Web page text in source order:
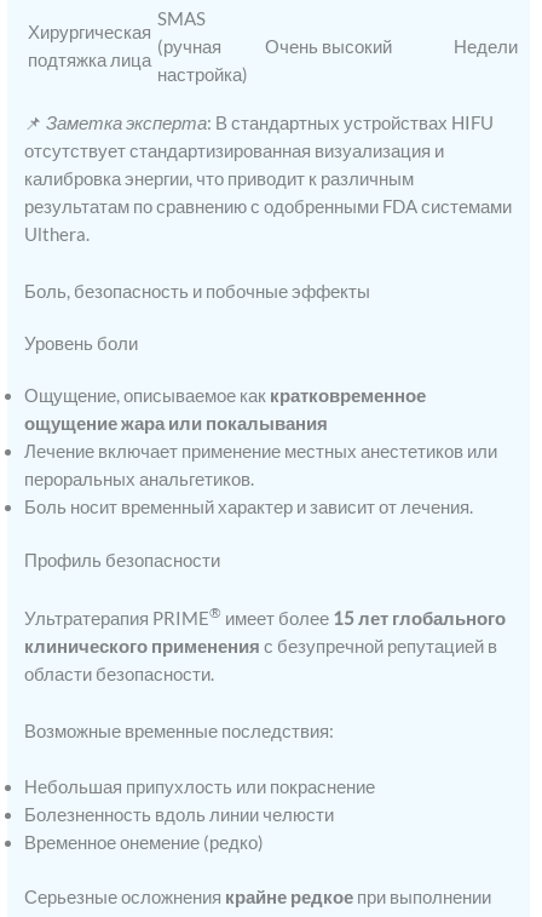
Хирургическая
подтяжка лица
SMAS
(ручная
настройка)
Очень высокий Недели
📌Заметка эксперта: В стандартных устройствах HIFU
отсутствует стандартизированная визуализация и
калибровка энергии, что приводит к различным
результатам по сравнению с одобренными FDA системами
Ulthera.
Боль, безопасность и побочные эффекты
Уровень боли
Ощущение, описываемое как кратковременное
ощущение жара или покалывания
Лечение включает применение местных анестетиков или
пероральных анальгетиков.
Боль носит временный характер и зависит от лечения.
Профиль безопасности
Ультратерапия PRIME® имеет более 15 лет глобального
клинического применения с безупречной репутацией в
области безопасности.
Возможные временные последствия:
Небольшая припухлость или покраснение
Болезненность вдоль линии челюсти
Временное онемение (редко)
Серьезные осложнения крайне редкое при выполнении